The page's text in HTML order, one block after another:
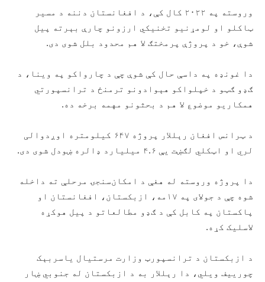
وروسته په ۲۰۲۲ کال کې، د افغانستان دننه د مسیر
ټاکلو او لومړنیو تخنیکي ارزونو چارې بېرته پیل
شوې، خو د پروژې پرمختګ لا هم محدود بلل شوی دی.
دا غونډه په داسې حال کې شوې چې د چارواکو په وینا، د
ګډو ګټو د خپلواکو هېوادونو ترمنځ د ترانسپورتي
همکاریو موضوع لا هم د بحثونو مهمه برخه ده.
د ټرانس افغان رېللار پروژه ۶۴۷ کیلومتره اوږدوالی
لري او اټکلي لګښت یې ۴.۶ میلیارد ډالره ښودل شوی دی.
دا پروژه وروسته له هغې د امکان‌سنجۍ مرحلې ته داخله
شوه چې د جولای په ۱۷مه، ازبکستان، افغانستان او
پاکستان په کابل کې د ګډو مطالعاتو د پیل هوکړه‌
لاسلیک کړه.
د ازبکستان د ترانسپورټ وزارت مرستیال یاسربېک
چورییف ویلي، دا رېللار به د ازبکستان له جنوبي ښار